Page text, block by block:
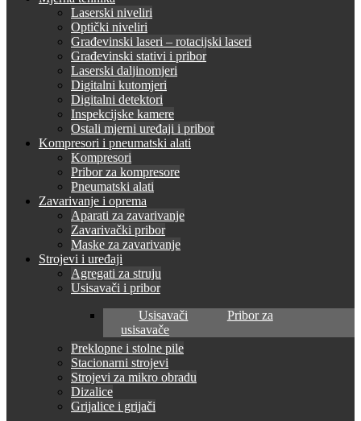
Laserski niveliri
Optički niveliri
Građevinski laseri – rotacijski laseri
Građevinski stativi i pribor
Laserski daljinomjeri
Digitalni kutomjeri
Digitalni detektori
Inspekcijske kamere
Ostali mjerni uređaji i pribor
Kompresori i pneumatski alati
Kompresori
Pribor za kompresore
Pneumatski alati
Zavarivanje i oprema
Aparati za zavarivanje
Zavarivački pribor
Maske za zavarivanje
Strojevi i uređaji
Agregati za struju
Usisavači i pribor
Usisavači
Pribor za
usisavače
Preklopne i stolne pile
Stacionarni strojevi
Strojevi za mikro obradu
Dizalice
Grijalice i grijači